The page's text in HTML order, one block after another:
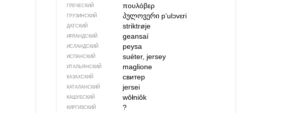
ГРЕЧЕСКИЙ πουλόβερ
ГРУЗИНСКИЙ პულოვერი pʼulɔvɛri
ДАТСКИЙ striktrøje
ИРЛАНДСКИЙ geansaí
ИСЛАНДСКИЙ peysa
ИСПАНСКИЙ suéter, jersey
ИТАЛЬЯНСКИЙ maglione
КАЗАХСКИЙ свитер
КАТАЛАНСКИЙ jersei
КАШУБСКИЙ wôłniôk
КИРГИЗСКИЙ ?